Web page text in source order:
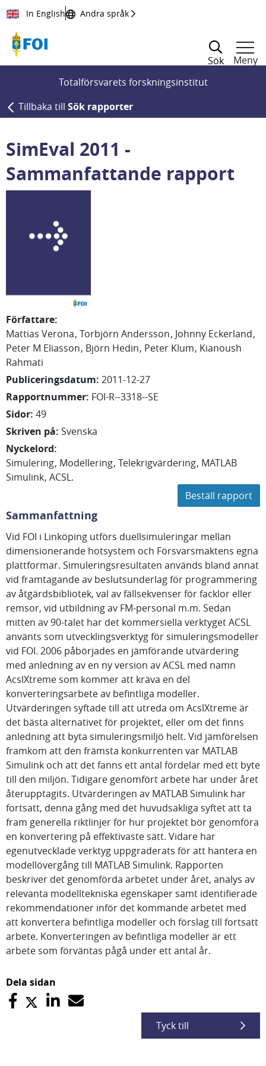
Till innehållet
In English Andra språk
Sök
Meny
Totalförsvarets forskningsinstitut
Tillbaka till Sök rapporter
SimEval 2011 -
Sammanfattande rapport
Författare:
Mattias Verona Torbjörn Andersson Johnny Eckerland
Peter M Eliasson Björn Hedin Peter Klum Kianoush
Rahmati
Publiceringsdatum: 2011-12-27
Rapportnummer: FOI-R--3318--SE
Sidor: 49
Skriven på: Svenska
Nyckelord:
Simulering Modellering Telekrigvärdering MATLAB
Simulink ACSL.
Beställ rapport
Sammanfattning
Vid FOI i Linköping utförs duellsimuleringar mellan
dimensionerande hotsystem och Försvarsmaktens egna
plattformar. Simuleringsresultaten används bland annat
vid framtagande av beslutsunderlag för programmering
av åtgärdsbibliotek, val av fällsekvenser för facklor eller
remsor, vid utbildning av FM-personal m.m. Sedan
mitten av 90-talet har det kommersiella verktyget ACSL
använts som utvecklingsverktyg för simuleringsmodeller
vid FOI. 2006 påbörjades en jämförande utvärdering
med anledning av en ny version av ACSL med namn
AcslXtreme som kommer att kräva en del
konverteringsarbete av befintliga modeller.
Utvärderingen syftade till att utreda om AcslXtreme är
det bästa alternativet för projektet, eller om det finns
anledning att byta simuleringsmiljö helt. Vid jämförelsen
framkom att den främsta konkurrenten var MATLAB
Simulink och att det fanns ett antal fördelar med ett byte
till den miljön. Tidigare genomfört arbete har under året
återupptagits. Utvärderingen av MATLAB Simulink har
fortsatt, denna gång med det huvudsakliga syftet att ta
fram generella riktlinjer för hur projektet bör genomföra
en konvertering på effektivaste sätt. Vidare har
egenutvecklade verktyg uppgraderats för att hantera en
modellövergång till MATLAB Simulink. Rapporten
beskriver det genomförda arbetet under året, analys av
relevanta modelltekniska egenskaper samt identifierade
rekommendationer inför det kommande arbetet med
att konvertera befintliga modeller och förslag till fortsatt
arbete. Konverteringen av befintliga modeller är ett
arbete som förväntas pågå under ett antal år.
Dela sidan
Tyck till